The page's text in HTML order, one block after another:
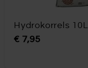
Hydrokorrels 10L
€ 7,95